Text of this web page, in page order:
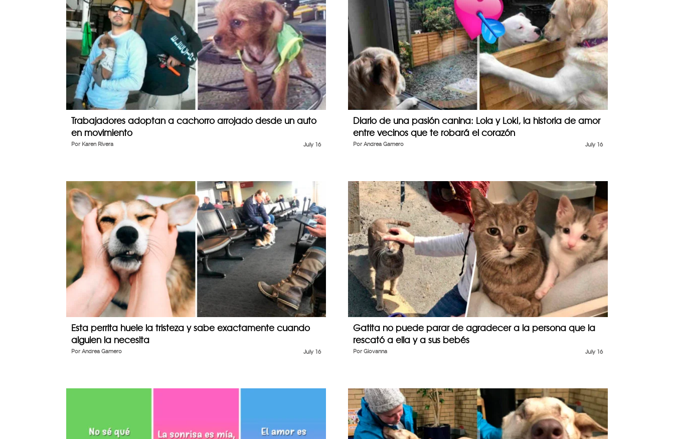
Trabajadores adoptan a cachorro arrojado desde un auto
en movimiento
July 16
Por Karen Rivera
Diario de una pasión canina: Lola y Loki, la historia de amor
entre vecinos que te robará el corazón
July 16
Por Andrea Gamero
Esta perrita huele la tristeza y sabe exactamente cuando
alguien la necesita
July 16
Por Andrea Gamero
Gatita no puede parar de agradecer a la persona que la
rescató a ella y a sus bebés
July 16
Por Giovanna